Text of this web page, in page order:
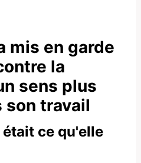
mis en garde
la
sens plus
son travail
ce qu'elle